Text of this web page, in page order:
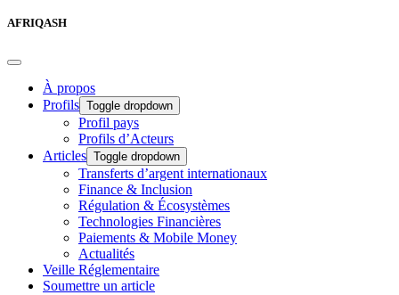
AFRIQASH
À propos
Profils Toggle dropdown
Profil pays
Profils d’Acteurs
Articles Toggle dropdown
Transferts d’argent internationaux
Finance & Inclusion
Régulation & Écosystèmes
Technologies Financières
Paiements & Mobile Money
Actualités
Veille Réglementaire
Soumettre un article